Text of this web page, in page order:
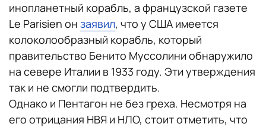
инопланетный корабль, а французской газете
Le Parisien он заявил, что у США имеется
колоколообразный корабль, который
правительство Бенито Муссолини обнаружило
на севере Италии в 1933 году. Эти утверждения
так и не смогли подтвердить.
Однако и Пентагон не без греха. Несмотря на
его отрицания НВЯ и НЛО, стоит отметить, что